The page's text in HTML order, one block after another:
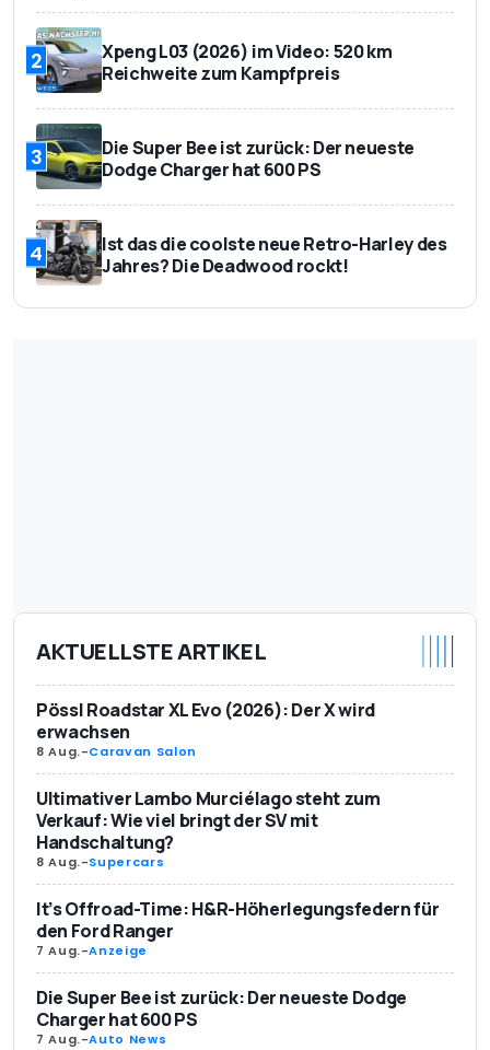
2
Xpeng L03 (2026) im Video: 520 km
Reichweite zum Kampfpreis
3
Die Super Bee ist zurück: Der neueste
Dodge Charger hat 600 PS
4
Ist das die coolste neue Retro-Harley des
Jahres? Die Deadwood rockt!
AKTUELLSTE ARTIKEL
Pössl Roadstar XL Evo (2026): Der X wird
erwachsen
8 Aug.-Caravan Salon
Ultimativer Lambo Murciélago steht zum
Verkauf: Wie viel bringt der SV mit
Handschaltung?
8 Aug.-Supercars
It’s Offroad-Time: H&R-Höherlegungsfedern für
den Ford Ranger
7 Aug.-Anzeige
Die Super Bee ist zurück: Der neueste Dodge
Charger hat 600 PS
7 Aug.-Auto News